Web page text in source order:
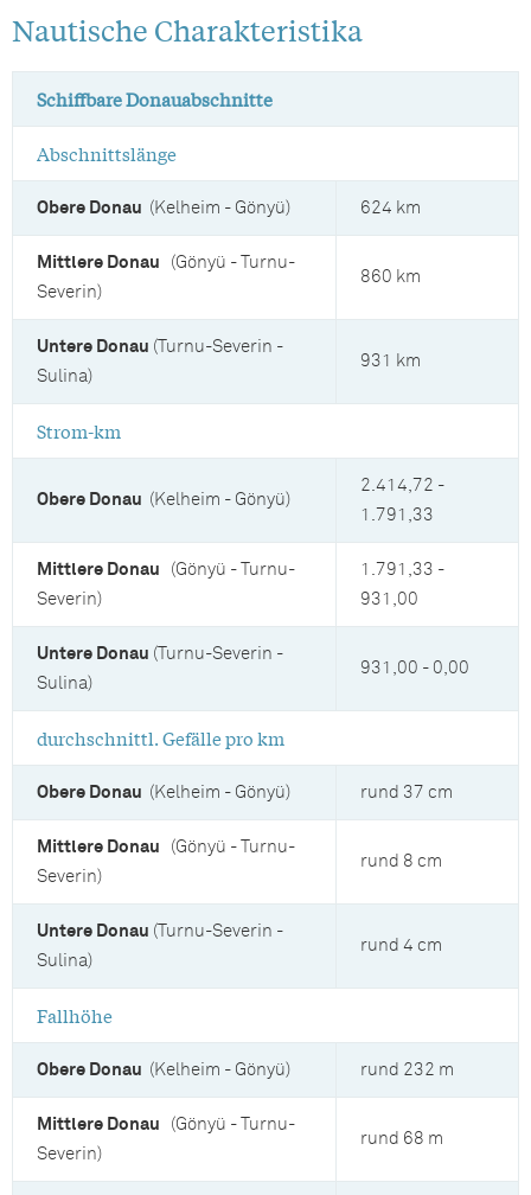
Nautische Charakteristika
Schiffbare Donauabschnitte
Abschnittslänge
Obere Donau (Kelheim - Gönyü) 624 km
Mittlere Donau (Gönyü - Turnu-
Severin)
860 km
Untere Donau (Turnu-Severin -
Sulina)
931 km
Strom-km
Obere Donau (Kelheim - Gönyü)
2.414,72 -
1.791,33
Mittlere Donau (Gönyü - Turnu-
Severin)
1.791,33 -
931,00
Untere Donau (Turnu-Severin -
Sulina)
931,00 - 0,00
durchschnittl. Gefälle pro km
Obere Donau (Kelheim - Gönyü) rund 37 cm
Mittlere Donau (Gönyü - Turnu-
Severin)
rund 8 cm
Untere Donau (Turnu-Severin -
Sulina)
rund 4 cm
Fallhöhe
Obere Donau (Kelheim - Gönyü) rund 232 m
Mittlere Donau (Gönyü - Turnu-
Severin)
rund 68 m